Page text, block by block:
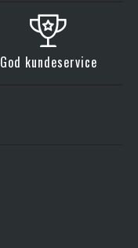
God kundeservice